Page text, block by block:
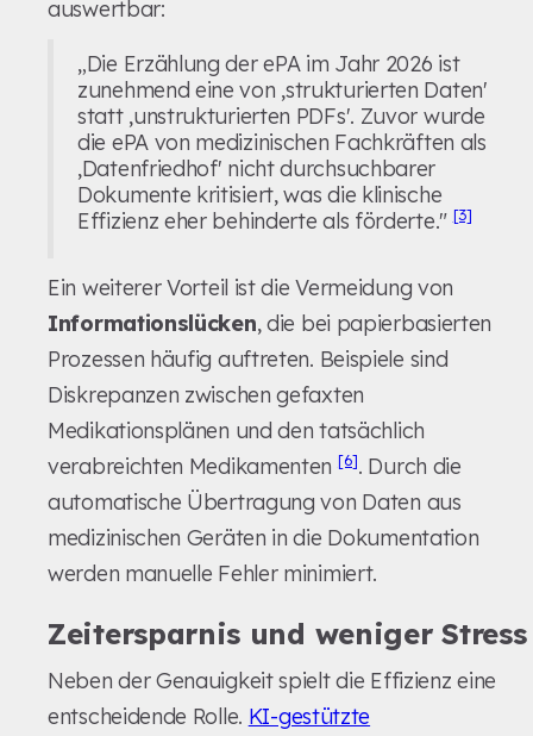
auswertbar:
„Die Erzählung der ePA im Jahr 2026 ist
zunehmend eine von ‚strukturierten Daten'
statt ‚unstrukturierten PDFs'. Zuvor wurde
die ePA von medizinischen Fachkräften als
‚Datenfriedhof' nicht durchsuchbarer
Dokumente kritisiert, was die klinische
Effizienz eher behinderte als förderte."[3]
Ein weiterer Vorteil ist die Vermeidung von
Informationslücken, die bei papierbasierten
Prozessen häufig auftreten. Beispiele sind
Diskrepanzen zwischen gefaxten
Medikationsplänen und den tatsächlich
verabreichten Medikamenten [6]. Durch die
automatische Übertragung von Daten aus
medizinischen Geräten in die Dokumentation
werden manuelle Fehler minimiert.
Zeitersparnis und weniger Stress
Neben der Genauigkeit spielt die Effizienz eine
entscheidende Rolle. KI-gestützte